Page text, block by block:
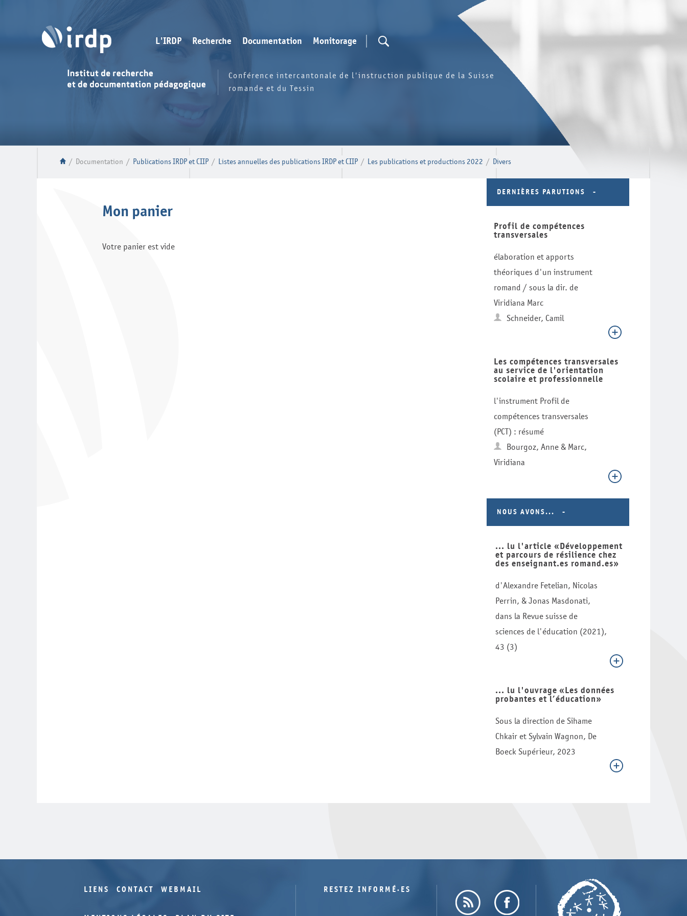
L'IRDP Recherche Documentation Monitorage
Conférence intercantonale de l'instruction publique de la Suisse
romande et du Tessin
/ Documentation / Publications IRDP et CIIP / Listes annuelles des publications IRDP et CIIP / Les publications et productions 2022 / Divers
Mon panier
Votre panier est vide
DERNIÈRES PARUTIONS
Profil de compétences
transversales
élaboration et apports
théoriques d'un instrument
romand / sous la dir. de
Viridiana Marc
Schneider, Camil
Les compétences transversales
au service de l'orientation
scolaire et professionnelle
l'instrument Profil de
compétences transversales
(PCT) : résumé
Bourgoz, Anne & Marc,
Viridiana
NOUS AVONS...
... lu l'article «Développement
et parcours de résilience chez
des enseignant.es romand.es»
d'Alexandre Fetelian, Nicolas
Perrin, & Jonas Masdonati,
dans la Revue suisse de
sciences de l'éducation (2021),
43 (3)
... lu l'ouvrage «Les données
probantes et l’éducation»
Sous la direction de Sihame
Chkair et Sylvain Wagnon, De
Boeck Supérieur, 2023
LIENS CONTACT WEBMAIL RESTEZ INFORMÉ·ES